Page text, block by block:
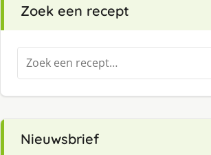
Zoek een recept
Zoeken
naar:
Nieuwsbrief